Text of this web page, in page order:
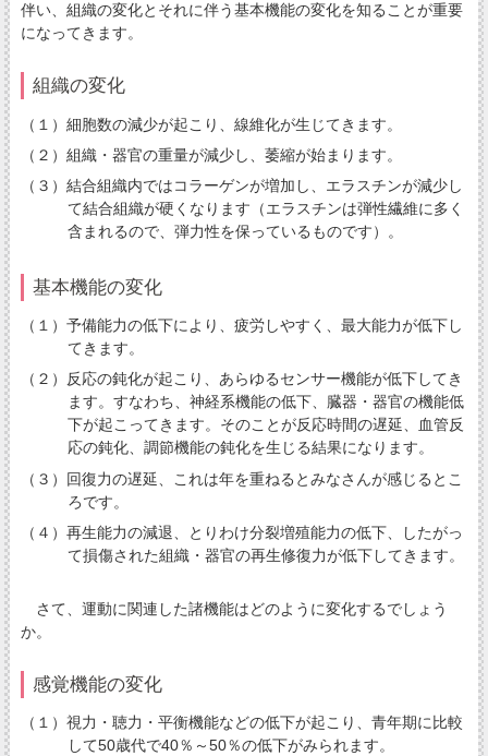
伴い、組織の変化とそれに伴う基本機能の変化を知ることが重要
になってきます。
組織の変化
（１）細胞数の減少が起こり、線維化が生じてきます。
（２）組織・器官の重量が減少し、萎縮が始まります。
（３）結合組織内ではコラーゲンが増加し、エラスチンが減少し
て結合組織が硬くなります（エラスチンは弾性繊維に多く
含まれるので、弾力性を保っているものです）。
基本機能の変化
（１）予備能力の低下により、疲労しやすく、最大能力が低下し
てきます。
（２）反応の鈍化が起こり、あらゆるセンサー機能が低下してき
ます。すなわち、神経系機能の低下、臓器・器官の機能低
下が起こってきます。そのことが反応時間の遅延、血管反
応の鈍化、調節機能の鈍化を生じる結果になります。
（３）回復力の遅延、これは年を重ねるとみなさんが感じるとこ
ろです。
（４）再生能力の減退、とりわけ分裂増殖能力の低下、したがっ
て損傷された組織・器官の再生修復力が低下してきます。
さて、運動に関連した諸機能はどのように変化するでしょう
か。
感覚機能の変化
（１）視力・聴力・平衡機能などの低下が起こり、青年期に比較
して50歳代で40％～50％の低下がみられます。